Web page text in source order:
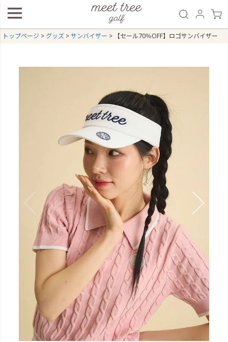
トップページ グッズ サンバイザー 【セール70％OFF】ロゴサンバイザー